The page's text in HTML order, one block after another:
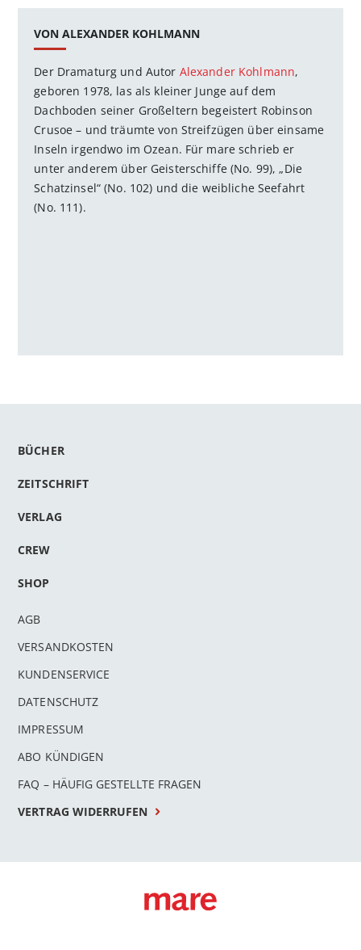
VON ALEXANDER KOHLMANN
Der Dramaturg und Autor Alexander Kohlmann,
geboren 1978, las als kleiner Junge auf dem
Dachboden seiner Großeltern begeistert Robinson
Crusoe – und träumte von Streifzügen über einsame
Inseln irgendwo im Ozean. Für mare schrieb er
unter anderem über Geisterschiffe (No. 99), „Die
Schatzinsel“ (No. 102) und die weibliche Seefahrt
(No. 111).
BÜCHER
ZEITSCHRIFT
VERLAG
CREW
SHOP
AGB
VERSANDKOSTEN
KUNDENSERVICE
DATENSCHUTZ
IMPRESSUM
ABO KÜNDIGEN
FAQ – HÄUFIG GESTELLTE FRAGEN
VERTRAG WIDERRUFEN